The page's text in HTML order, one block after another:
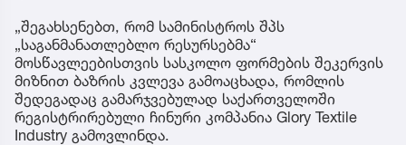
„შეგახსენებთ, რომ სამინისტროს შპს
„საგანმანათლებლო რესურსებმა“
მოსწავლეებისთვის სასკოლო ფორმების შეკერვის
მიზნით ბაზრის კვლევა გამოაცხადა, რომლის
შედეგადაც გამარჯვებულად საქართველოში
რეგისტრირებული ჩინური კომპანია Glory Textile
Industry გამოვლინდა.